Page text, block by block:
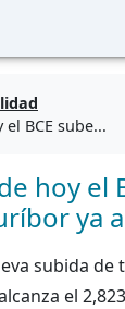
BCE sube...
hoy el
ya
subida
el